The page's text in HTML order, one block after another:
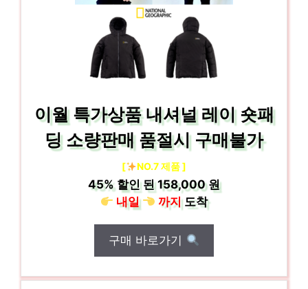
이월 특가상품 내셔널 레이 숏패
딩 소량판매 품절시 구매불가
[ NO.7 제품 ]
45%할인 된158,000 원
내일
까지도착
구매 바로가기